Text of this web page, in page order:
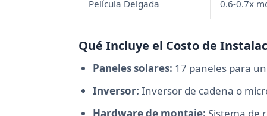
Película Delgada 0.6-0.7x
Qué Incluye el Costo de
Paneles solares: 17 paneles para
Inversor: Inversor de cadena o
Hardware de montaje: Sistema de